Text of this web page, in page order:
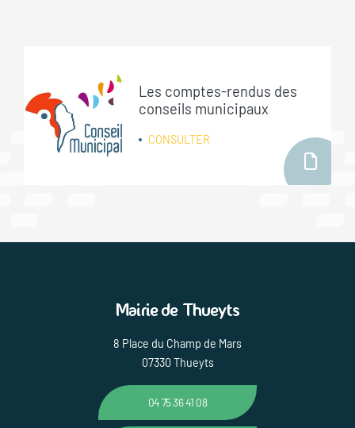
Les comptes-rendus des
conseils municipaux
CONSULTER
Mairie de Thueyts
8 Place du Champ de Mars
07330 Thueyts
04 75 36 41 08